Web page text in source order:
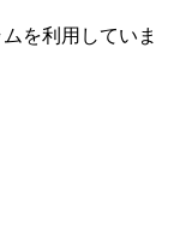
を利用していま